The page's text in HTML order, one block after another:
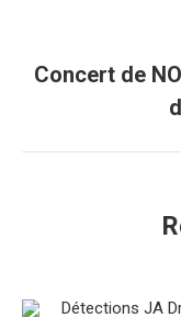
Concert de
Détections JA